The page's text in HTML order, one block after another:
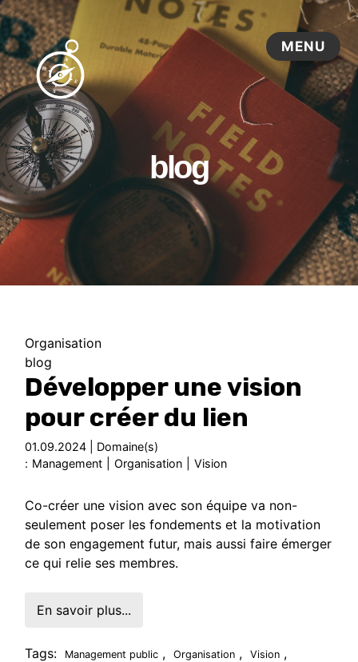
blog
Organisation
blog
Développer une vision
pour créer du lien
01.09.2024 | Domaine(s)
: Management Organisation Vision
Co-créer une vision avec son équipe va non-
seulement poser les fondements et la motivation
de son engagement futur, mais aussi faire émerger
ce qui relie ses membres.
En savoir plus...
Tags: Management public , Organisation , Vision ,